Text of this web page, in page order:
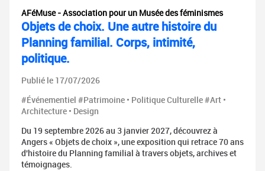
AFéMuse - Association pour un Musée des féminismes
Objets de choix. Une autre histoire du
Planning familial. Corps, intimité,
politique.
Publié le 17/07/2026
#Événementiel #Patrimoine • Politique Culturelle #Art •
Architecture • Design
Du 19 septembre 2026 au 3 janvier 2027, découvrez à
Angers « Objets de choix », une exposition qui retrace 70 ans
d'histoire du Planning familial à travers objets, archives et
témoignages.